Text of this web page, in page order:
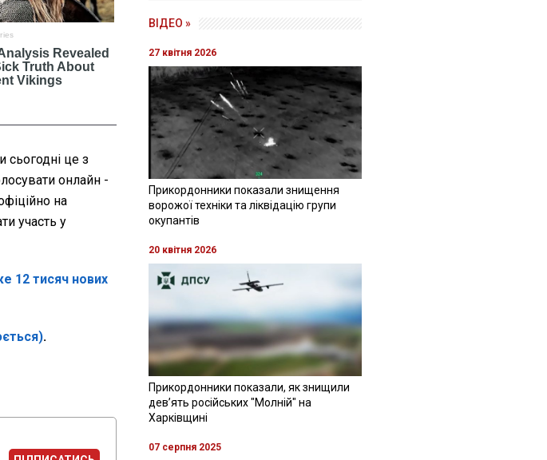
сьогодні це з
онлайн -
на
участь у
12 тисяч нових
.
ВІДЕО »
27 квітня 2026
Прикордонники показали знищення
ворожої техніки та ліквідацію групи
окупантів
20 квітня 2026
Прикордонники показали, як знищили
девʼять російських "Молній" на
Харківщині
07 серпня 2025